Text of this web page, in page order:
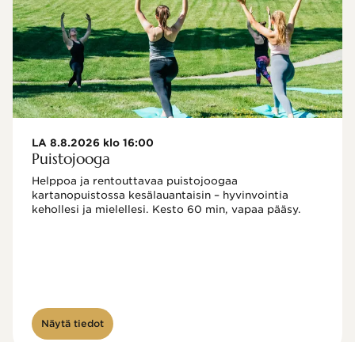
LA 8.8.2026 klo 16:00
Puistojooga
Helppoa ja rentouttavaa puistojoogaa
kartanopuistossa kesälauantaisin – hyvinvointia
kehollesi ja mielellesi. Kesto 60 min, vapaa pääsy.
Näytä tiedot